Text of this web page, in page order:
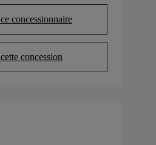
concessionnaire
(Opens in new tab)
concession
(Opens in new tab)